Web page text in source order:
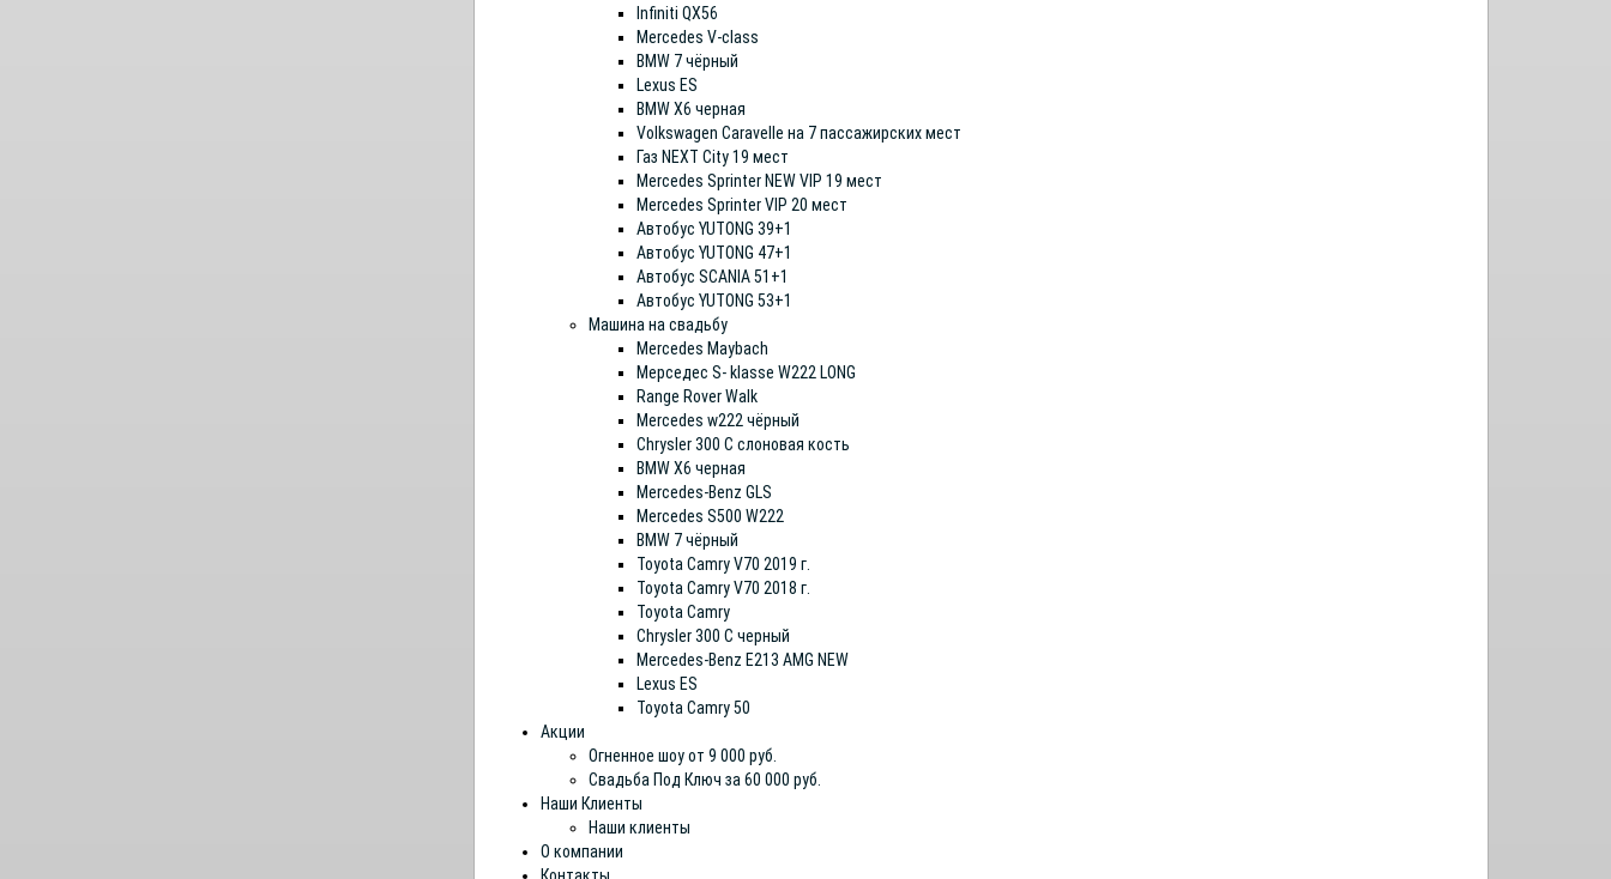
Infiniti QX56
Mercedes V-class
BMW 7 чёрный
Lexus ES
BMW X6 черная
Volkswagen Caravelle на 7 пассажирских мест
Газ NEXT City 19 мест
Mercedes Sprinter NEW VIP 19 мест
Mercedes Sprinter VIP 20 мест
Автобус YUTONG 39+1
Автобус YUTONG 47+1
Автобус SCANIA 51+1
Автобус YUTONG 53+1
Машина на свадьбу
Mercedes Maybach
Мерседес S- klasse W222 LONG
Range Rover Walk
Mercedes w222 чёрный
Chrysler 300 С слоновая кость
BMW X6 черная
Mercedes-Benz GLS
Mercedes S500 W222
BMW 7 чёрный
Toyota Camry V70 2019 г.
Toyota Camry V70 2018 г.
Toyota Camry
Chrysler 300 С черный
Mercedes-Benz E213 AMG NEW
Lexus ES
Toyota Camry 50
Акции
Огненное шоу от 9 000 руб.
Свадьба Под Ключ за 60 000 руб.
Наши Клиенты
Наши клиенты
О компании